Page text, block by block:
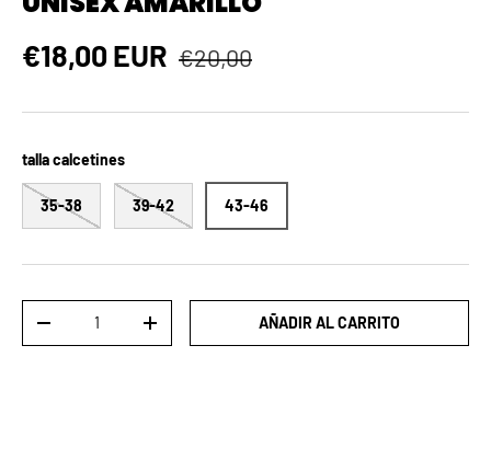
Precio de venta
€18,00 EUR Precio normal
€20,00
talla calcetines
35-38 39-42 43-46
DISMINUIR CANTIDADAUMENTAR LA CANTIDADAÑADIR AL CARRITO